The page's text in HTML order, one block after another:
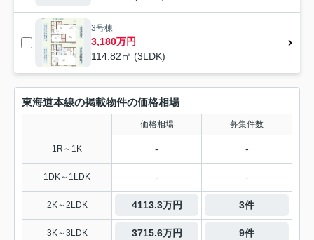
3号棟
3,180万円
114.82㎡ (3LDK)
東海道本線の掲載物件の価格相場
価格相場 募集件数
1R～1K - -
1DK～1LDK - -
2K～2LDK 4113.3万円 3件
3K～3LDK 3715.6万円 9件